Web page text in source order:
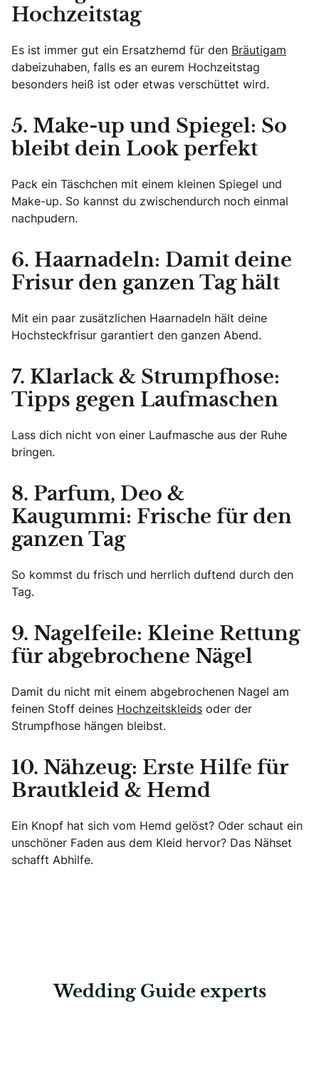
Hochzeitstag
Es ist immer gut ein Ersatzhemd für den Bräutigam
dabeizuhaben, falls es an eurem Hochzeitstag
besonders heiß ist oder etwas verschüttet wird.
5. Make-up und Spiegel: So
bleibt dein Look perfekt
Pack ein Täschchen mit einem kleinen Spiegel und
Make-up. So kannst du zwischendurch noch einmal
nachpudern.
6. Haarnadeln: Damit deine
Frisur den ganzen Tag hält
Mit ein paar zusätzlichen Haarnadeln hält deine
Hochsteckfrisur garantiert den ganzen Abend.
7. Klarlack & Strumpfhose:
Tipps gegen Laufmaschen
Lass dich nicht von einer Laufmasche aus der Ruhe
bringen.
8. Parfum, Deo &
Kaugummi: Frische für den
ganzen Tag
So kommst du frisch und herrlich duftend durch den
Tag.
9. Nagelfeile: Kleine Rettung
für abgebrochene Nägel
Damit du nicht mit einem abgebrochenen Nagel am
feinen Stoff deines Hochzeitskleids oder der
Strumpfhose hängen bleibst.
10. Nähzeug: Erste Hilfe für
Brautkleid & Hemd
Ein Knopf hat sich vom Hemd gelöst? Oder schaut ein
unschöner Faden aus dem Kleid hervor? Das Nähset
schafft Abhilfe.
Wedding Guide experts